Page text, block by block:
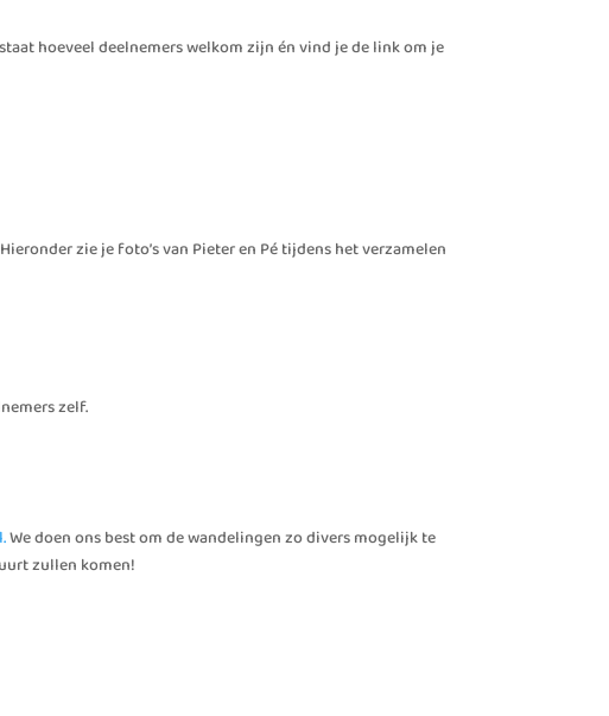
hoeveel deelnemers welkom zijn én vind je de link om je
zie je foto’s van Pieter en Pé tijdens het verzamelen
zelf.
We doen ons best om de wandelingen zo divers mogelijk te
zullen komen!